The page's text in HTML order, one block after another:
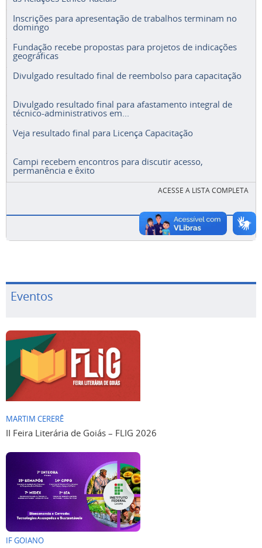
Inscrições para apresentação de trabalhos terminam no
domingo
Fundação recebe propostas para projetos de indicações
geográficas
Divulgado resultado final de reembolso para capacitação
Divulgado resultado final para afastamento integral de
técnico-administrativos em...
Veja resultado final para Licença Capacitação
Campi recebem encontros para discutir acesso,
permanência e êxito
ACESSE A LISTA COMPLETA
Eventos
MARTIM CERERÊ
II Feira Literária de Goiás – FLIG 2026
IF GOIANO